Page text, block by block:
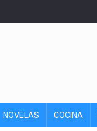
NOVELAS COCINA